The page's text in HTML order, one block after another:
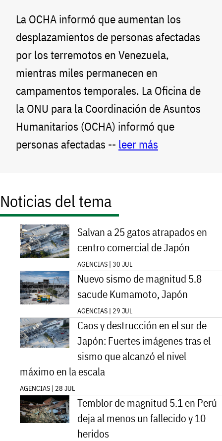
La OCHA informó que aumentan los
desplazamientos de personas afectadas
por los terremotos en Venezuela,
mientras miles permanecen en
campamentos temporales. La Oficina de
la ONU para la Coordinación de Asuntos
Humanitarios (OCHA) informó que
personas afectadas -- leer más
Noticias del tema
Salvan a 25 gatos atrapados en
centro comercial de Japón
AGENCIAS | 30 JUL
Nuevo sismo de magnitud 5.8
sacude Kumamoto, Japón
AGENCIAS | 29 JUL
Caos y destrucción en el sur de
Japón: Fuertes imágenes tras el
sismo que alcanzó el nivel
máximo en la escala
AGENCIAS | 28 JUL
Temblor de magnitud 5.1 en Perú
deja al menos un fallecido y 10
heridos